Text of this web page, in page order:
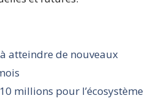
atteindre de nouveaux
millions pour l’écosystème